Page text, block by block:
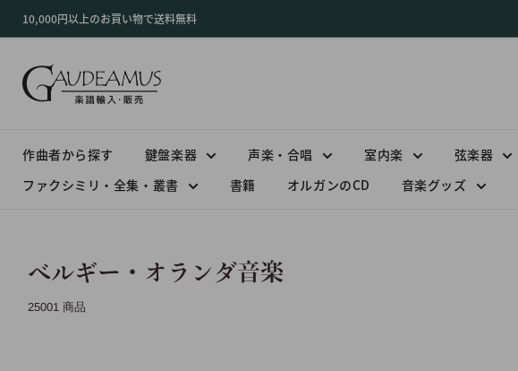
ン
10,000円以上のお買い物で送料無料
作曲者から探す 鍵盤楽器 声楽・合唱 室内楽 弦楽器
ファクシミリ・全集・叢書
書籍 オルガンのCD 音楽グッズ
ベルギー・オランダ音楽
25001 商品